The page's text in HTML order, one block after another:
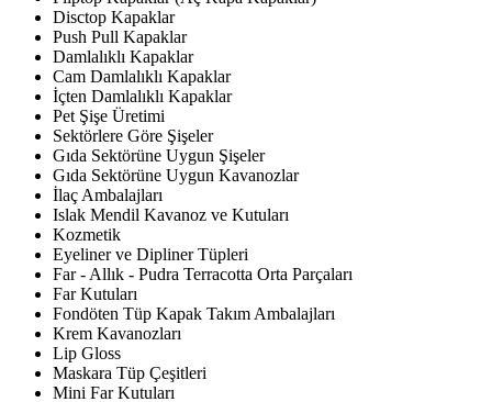
Disctop Kapaklar
Push Pull Kapaklar
Damlalıklı Kapaklar
Cam Damlalıklı Kapaklar
İçten Damlalıklı Kapaklar
Pet Şişe Üretimi
Sektörlere Göre Şişeler
Gıda Sektörüne Uygun Şişeler
Gıda Sektörüne Uygun Kavanozlar
İlaç Ambalajları
Islak Mendil Kavanoz ve Kutuları
Kozmetik
Eyeliner ve Dipliner Tüpleri
Far - Allık - Pudra Terracotta Orta Parçaları
Far Kutuları
Fondöten Tüp Kapak Takım Ambalajları
Krem Kavanozları
Lip Gloss
Maskara Tüp Çeşitleri
Mini Far Kutuları